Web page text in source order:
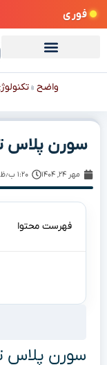
فوری
واضح »
سورن پلاس
مهر ۲۴, ۱۴۰۴ ۱:۲۰ ب٫ظ
فهرست محتوا